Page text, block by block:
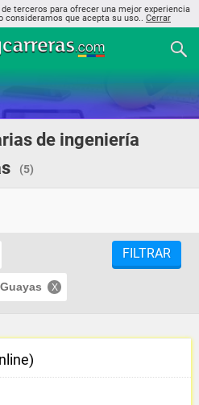
terceros para ofrecer una mejor experiencia
consideramos que acepta su uso.. Cerrar
de ingeniería
(5)
Guayas
FILTRAR